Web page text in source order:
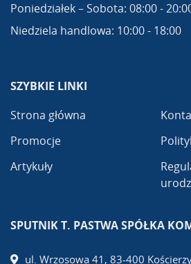
Poniedziałek – Sobota: 08:00 -
Niedziela handlowa: 10:00 - 18:00
SZYBKIE LINKI
Strona główna
Promocje
Artykuły
SPUTNIK T. PASTWA SPÓŁKA
ul. Wrzosowa 41, 83-400